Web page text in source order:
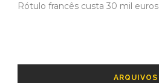
Rótulo francês custa 30 mil euros
ARQUIVOS